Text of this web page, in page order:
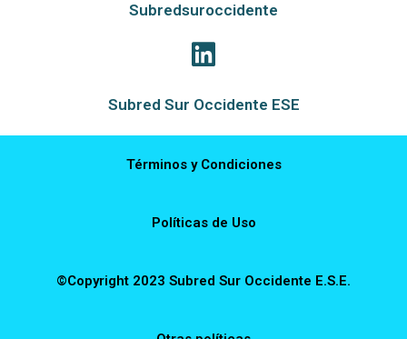
Subredsuroccidente
Subred Sur Occidente ESE
Términos y Condiciones
Políticas de Uso
©Copyright 2023 Subred Sur Occidente E.S.E.